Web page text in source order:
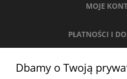
MOJE
PŁATNOŚCI I
Dbamy o Twoją